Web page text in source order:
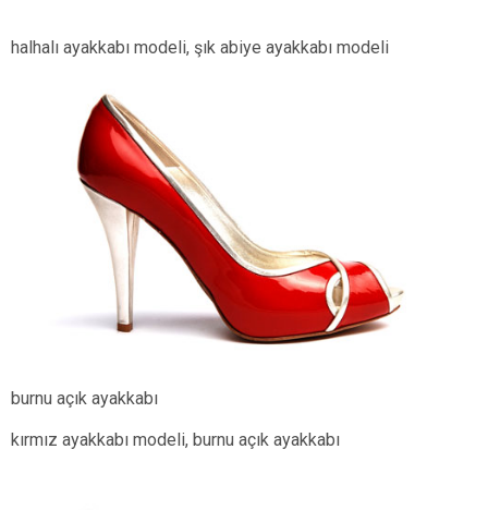
halhalı ayakkabı modeli, şık abiye ayakkabı modeli
burnu açık ayakkabı
kırmız ayakkabı modeli, burnu açık ayakkabı